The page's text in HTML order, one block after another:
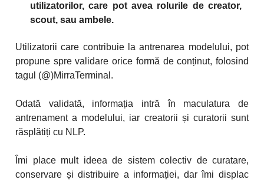
utilizatorilor, care pot avea rolurile de creator,
scout, sau ambele.
Utilizatorii care contribuie la antrenarea modelului, pot
propune spre validare orice formă de conținut, folosind
tagul (@)MirraTerminal.
Odată validată, informația intră în maculatura de
antrenament a modelului, iar creatorii și curatorii sunt
răsplătiți cu NLP.
Îmi place mult ideea de sistem colectiv de curatare,
conservare și distribuire a informației, dar îmi displac